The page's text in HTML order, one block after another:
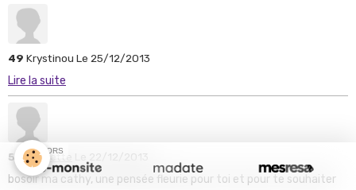
49 Krystinou Le 25/12/2013
Lire la suite
50 sonnette Le 22/12/2013
bosoir ma cathy, une pensée fleurie pour toi et pour te souhaiter
SPONSORS